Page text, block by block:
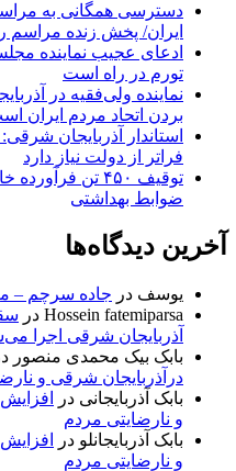
دسترسی همگانی به
ایران/ پخش زنده مراسم
ادعای عجیب نماینده
تورم در راه است
نماینده ولی‌فقیه در
بردن اتحاد مردم ایران
استاندار آذربایجان
فراتر از دولت نیاز دارد
توقیف ۴۵۰ تن
ضوابط بهداشتی
آخرین دیدگاه‌ها
یوسف در جاده سرچم –
Hossein fatemiparsa در
آذربایجان شرقی اجرا
بابک بیک محمدی منصور
درآذربایجان شرقی و
بابک آذربایجانی در
و نارضایتی مردم
بابک آذربایجانلو در
و نارضایتی مردم